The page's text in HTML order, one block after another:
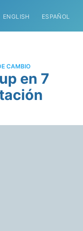
ENGLISH ESPAÑOL
CAMBIO
en 7